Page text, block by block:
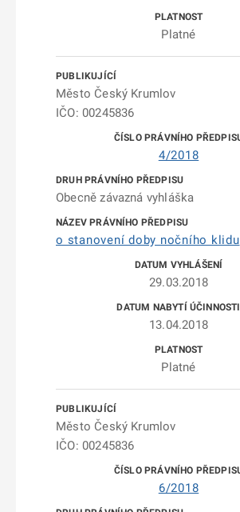
Platné
Město Český Krumlov
IČO: 00245836
4/2018
Obecně závazná vyhláška
o stanovení doby nočního klidu
29.03.2018
13.04.2018
Platné
Město Český Krumlov
IČO: 00245836
6/2018